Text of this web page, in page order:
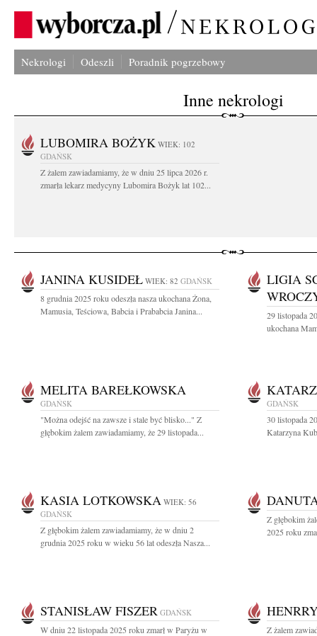
Nekrologi Odeszli Poradnik pogrzebowy
Inne nekrologi
LUBOMIRA BOŻYK WIEK: 102
GDAŃSK
Z żalem zawiadamiamy, że w dniu 25 lipca 2026 r.
zmarła lekarz medycyny Lubomira Bożyk lat 102...
JANINA KUSIDEŁ WIEK: 82 GDAŃSK
8 grudnia 2025 roku odeszła nasza ukochana Żona,
Mamusia, Teściowa, Babcia i Prababcia Janina...
LIGIA
29 listopada
ukochana
MELITA BAREŁKOWSKA
GDAŃSK
"Można odejść na zawsze i stale być blisko..." Z
głębokim żalem zawiadamiamy, że 29 listopada...
GDAŃSK
30 listopada
Katarzyna
KASIA LOTKOWSKA WIEK: 56
GDAŃSK
Z głębokim żalem zawiadamiamy, że w dniu 2
grudnia 2025 roku w wieku 56 lat odeszła Nasza...
Z głębokim
2025 roku
STANISŁAW FISZER GDAŃSK
W dniu 22 listopada 2025 roku zmarł w Paryżu w
Z żalem